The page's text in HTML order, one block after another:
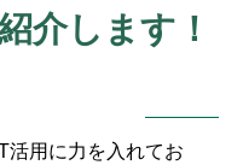
介します！
活用に力を入れてお